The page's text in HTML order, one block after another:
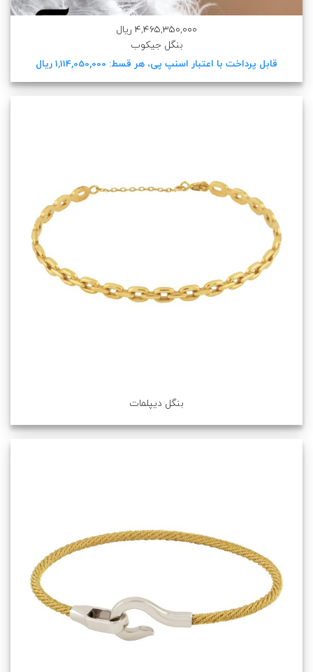
4,465,350,000 ریال
بنگل جیکوب
قابل پرداخت با اعتبار اسنپ پی، هر قسط: 1,114,050,000 ریال
بنگل دیپلمات